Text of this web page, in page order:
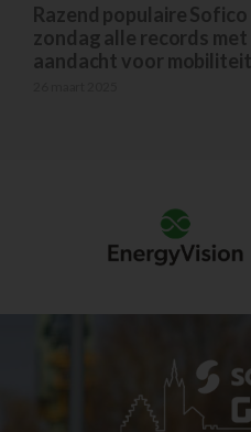
Razend populaire
zondag alle records
aandacht voor mobiliteit